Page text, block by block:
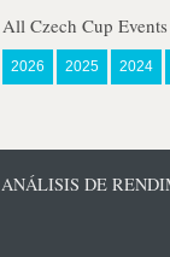
All Czech Cup
2026 2025 2024
ANÁLISIS DE